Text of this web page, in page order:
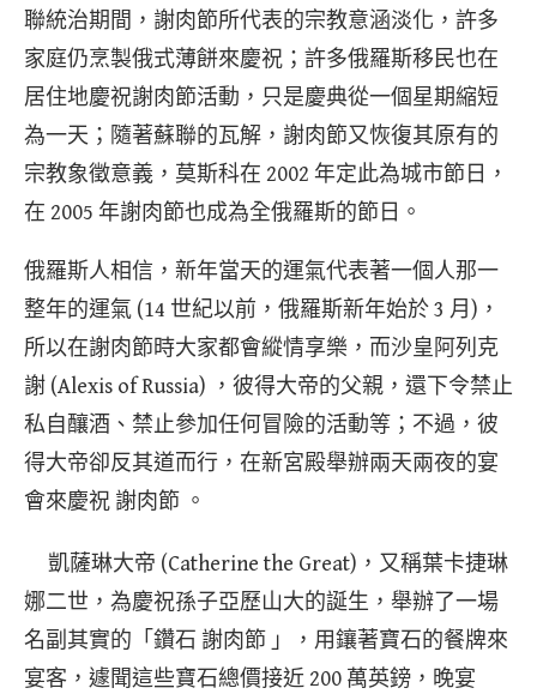
聯統治期間，謝肉節所代表的宗教意涵淡化，許多
家庭仍烹製俄式薄餅來慶祝；許多俄羅斯移民也在
居住地慶祝謝肉節活動，只是慶典從一個星期縮短
為一天；隨著蘇聯的瓦解，謝肉節又恢復其原有的
宗教象徵意義，莫斯科在 2002 年定此為城市節日，
在 2005 年謝肉節也成為全俄羅斯的節日。
俄羅斯人相信，新年當天的運氣代表著一個人那一
整年的運氣 (14 世紀以前，俄羅斯新年始於 3 月)，
所以在謝肉節時大家都會縱情享樂，而沙皇阿列克
謝 (Alexis of Russia) ，彼得大帝的父親，還下令禁止
私自釀酒、禁止參加任何冒險的活動等；不過，彼
得大帝卻反其道而行，在新宮殿舉辦兩天兩夜的宴
會來慶祝 謝肉節 。
凱薩琳大帝 (Catherine the Great)，又稱葉卡捷琳
娜二世，為慶祝孫子亞歷山大的誕生，舉辦了一場
名副其實的「鑽石 謝肉節 」，用鑲著寶石的餐牌來
宴客，遽聞這些寶石總價接近 200 萬英鎊，晚宴